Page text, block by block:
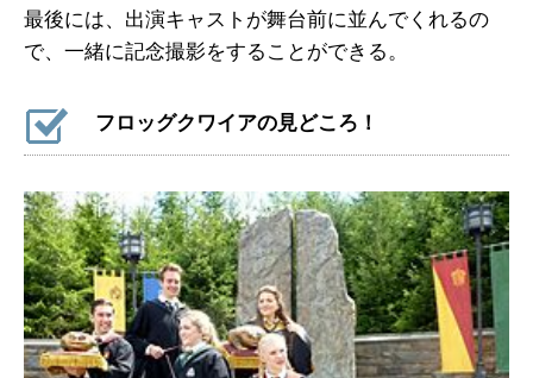
最後には、出演キャストが舞台前に並んでくれるの
で、一緒に記念撮影をすることができる。
フロッグクワイアの見どころ！